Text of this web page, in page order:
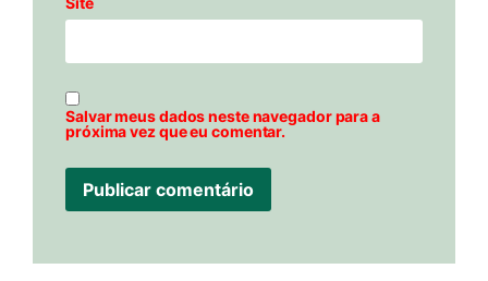
Salvar meus dados neste navegador para a
próxima vez que eu comentar.